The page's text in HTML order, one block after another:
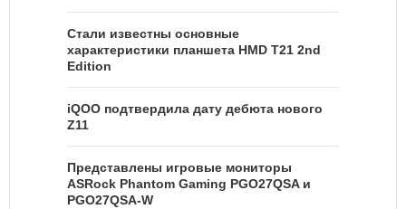
Стали известны основные
характеристики планшета HMD T21 2nd
Edition
iQOO подтвердила дату дебюта нового
Z11
Представлены игровые мониторы
ASRock Phantom Gaming PGO27QSA и
PGO27QSA-W